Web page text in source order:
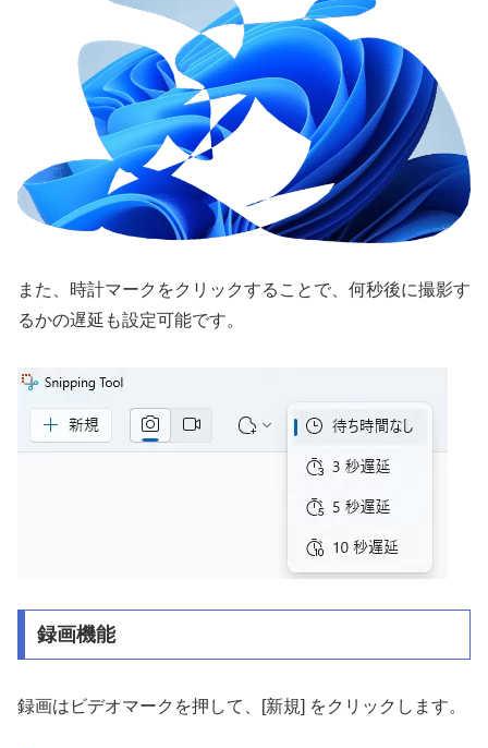
また、時計マークをクリックすることで、何秒後に撮影す
るかの遅延も設定可能です。
録画機能
録画はビデオマークを押して、[新規] をクリックします。